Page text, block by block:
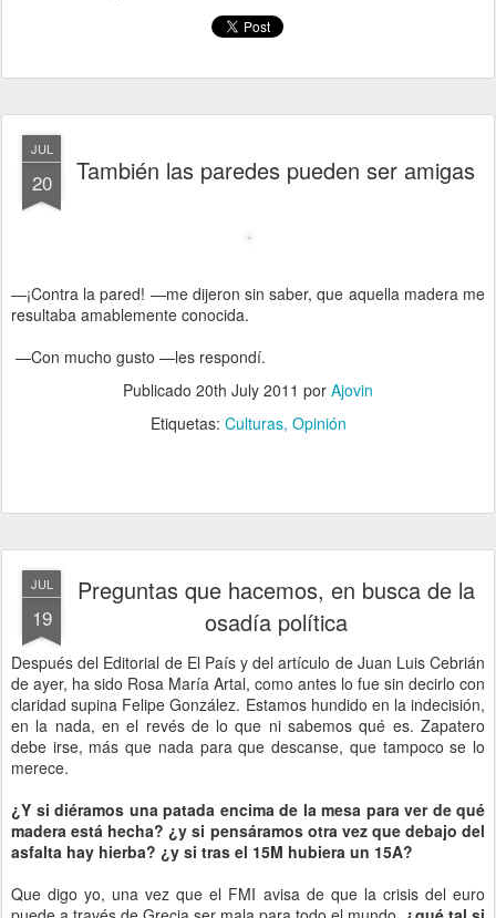
JUL
20 También las paredes pueden ser amigas
—¡Contra la pared! —me dijeron sin saber, que aquella madera me
resultaba amablemente conocida.
—Con mucho gusto —les respondí.
Publicado 20th July 2011 por Ajovin
Etiquetas: Culturas Opinión
JUL
19
Preguntas que hacemos, en busca de la
osadía política
Después del Editorial de El País y del artículo de Juan Luis Cebrián
de ayer, ha sido Rosa María Artal, como antes lo fue sin decirlo con
claridad supina Felipe González. Estamos hundido en la indecisión,
en la nada, en el revés de lo que ni sabemos qué es. Zapatero
debe irse, más que nada para que descanse, que tampoco se lo
merece.
¿Y si diéramos una patada encima de la mesa para ver de qué
madera está hecha? ¿y si pensáramos otra vez que debajo del
asfalta hay hierba? ¿y si tras el 15M hubiera un 15A?
Que digo yo, una vez que el FMI avisa de que la crisis del euro